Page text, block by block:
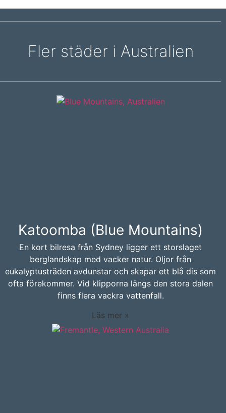
Fler städer i Australien
Katoomba (Blue Mountains)
En kort bilresa från Sydney ligger ett storslaget
berglandskap med vacker natur. Oljor från
eukalyptusträden avdunstar och skapar ett blå dis som
ofta förekommer. Vid klipporna längs den stora dalen
finns flera vackra vattenfall.
Läs mer »